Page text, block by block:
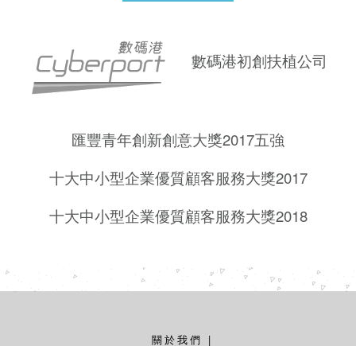
數碼港初創扶植公司
匯豐青年創新創意大獎2017五強
十大中小型企業優質顧客服務大獎2017
十大中小型企業優質顧客服務大獎2018
關於我們 |